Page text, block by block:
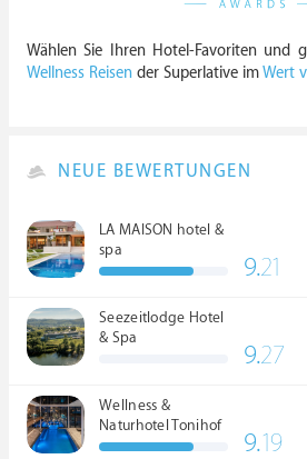
Wählen Sie Ihren Hotel-Favoriten und
Wellness Reisen der Superlative imWert
NEUE BEWERTUNGEN
LA MAISON hotel &
spa
9.21
Seezeitlodge Hotel
& Spa
9.27
Wellness &
Naturhotel Tonihof
****S
9.19